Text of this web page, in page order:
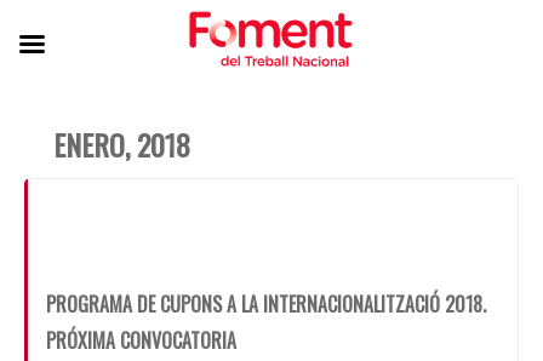
ENERO, 2018
PROGRAMA DE CUPONS A LA INTERNACIONALITZACIÓ 2018.
PRÓXIMA CONVOCATORIA